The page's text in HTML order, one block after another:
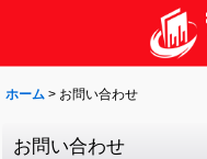
ホーム > お問い合わせ
お問い合わせ